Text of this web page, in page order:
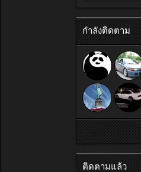
กำลังติดตาม
ติดตามแล้ว